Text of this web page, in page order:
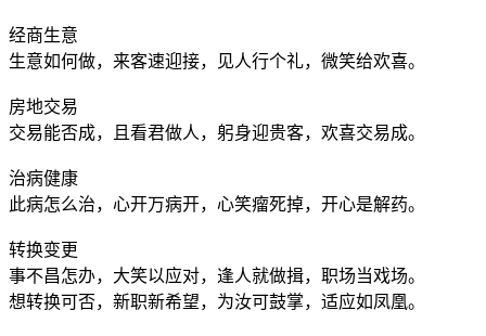
经商生意
生意如何做，来客速迎接，见人行个礼，微笑给欢喜。
房地交易
交易能否成，且看君做人，躬身迎贵客，欢喜交易成。
治病健康
此病怎么治，心开万病开，心笑瘤死掉，开心是解药。
转换变更
事不昌怎办，大笑以应对，逢人就做揖，职场当戏场。
想转换可否，新职新希望，为汝可鼓掌，适应如凤凰。